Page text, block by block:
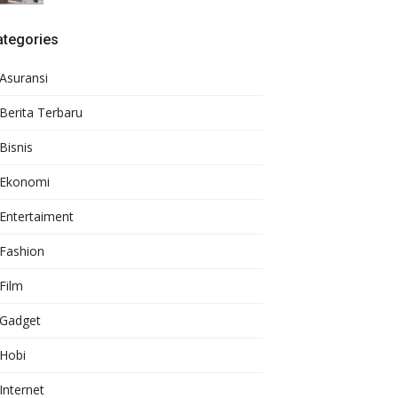
Asuransi
Berita Terbaru
Bisnis
Ekonomi
Entertaiment
Fashion
Film
Gadget
Hobi
Internet